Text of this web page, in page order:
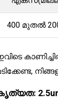
400 മുതൽ